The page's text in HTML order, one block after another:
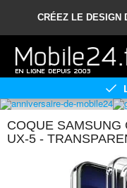
CRÉEZ LE DESIGN
COQUE SAMSUNG
UX-5 -